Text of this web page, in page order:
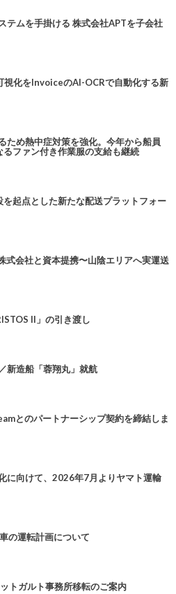
テムを手掛ける 株式会社APTを子会社
化をInvoiceのAI-OCRで自動化する新
ため熱中症対策を強化。今年から船員
ファン付き作業服の支給も継続
起点とした新たな配送プラットフォー
会社と資本提携〜山陰エリアへ実運送
II」の引き渡し
新造船「蓉翔丸」就航
とのパートナーシップ契約を締結しま
に向けて、2026年7月よりヤマト運輸
の運転計画について
トガルト事務所移転のご案内